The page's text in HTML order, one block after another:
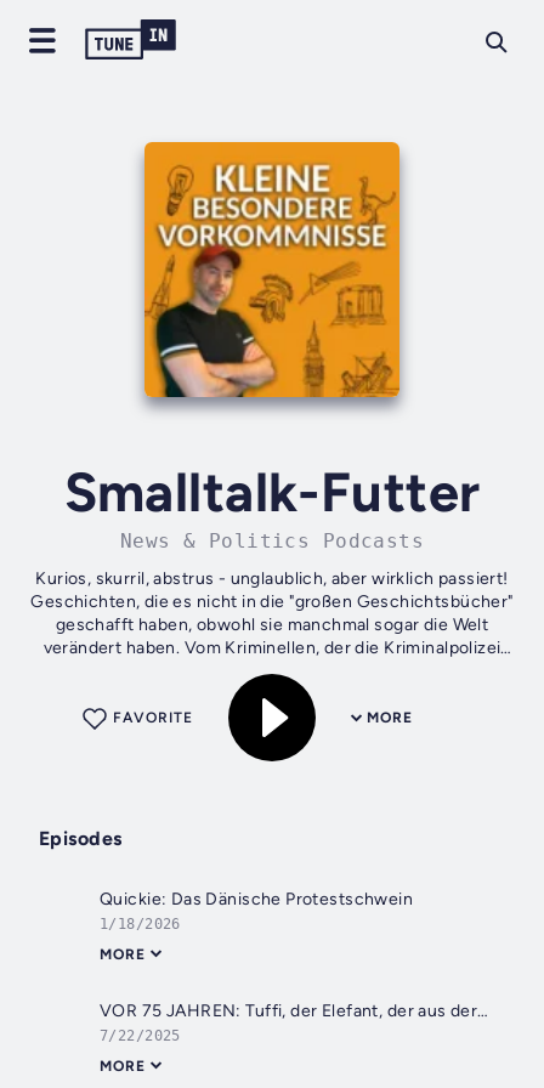
Smalltalk-Futter
News & Politics Podcasts
Kurios, skurril, abstrus - unglaublich, aber wirklich passiert!
Geschichten, die es nicht in die "großen Geschichtsbücher"
geschafft haben, obwohl sie manchmal sogar die Welt
verändert haben. Vom Kriminellen, der die Kriminalpolizei
erfand, über den...
MORE
FAVORITE
Episodes
Quickie: Das Dänische Protestschwein
1/18/2026
MORE
VOR 75 JAHREN: Tuffi, der Elefant, der aus der Wuppertaler Schwebebahn sprang
7/22/2025
MORE